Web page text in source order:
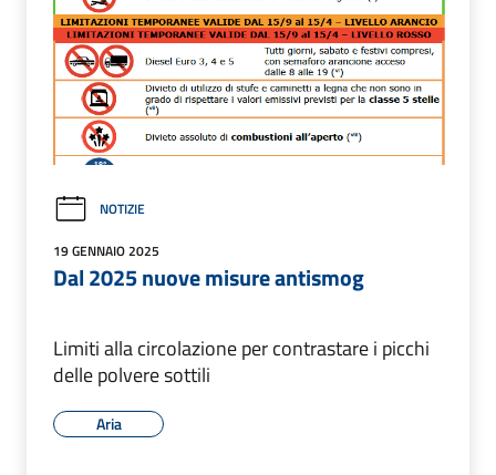
NOTIZIE
19 GENNAIO 2025
Dal 2025 nuove misure antismog
Limiti alla circolazione per contrastare i picchi
delle polvere sottili
Aria